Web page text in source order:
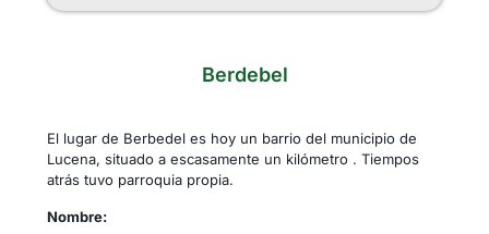
Berdebel
El lugar de Berbedel es hoy un barrio del municipio de
Lucena, situado a escasamente un kilómetro . Tiempos
atrás tuvo parroquia propia.
Nombre: